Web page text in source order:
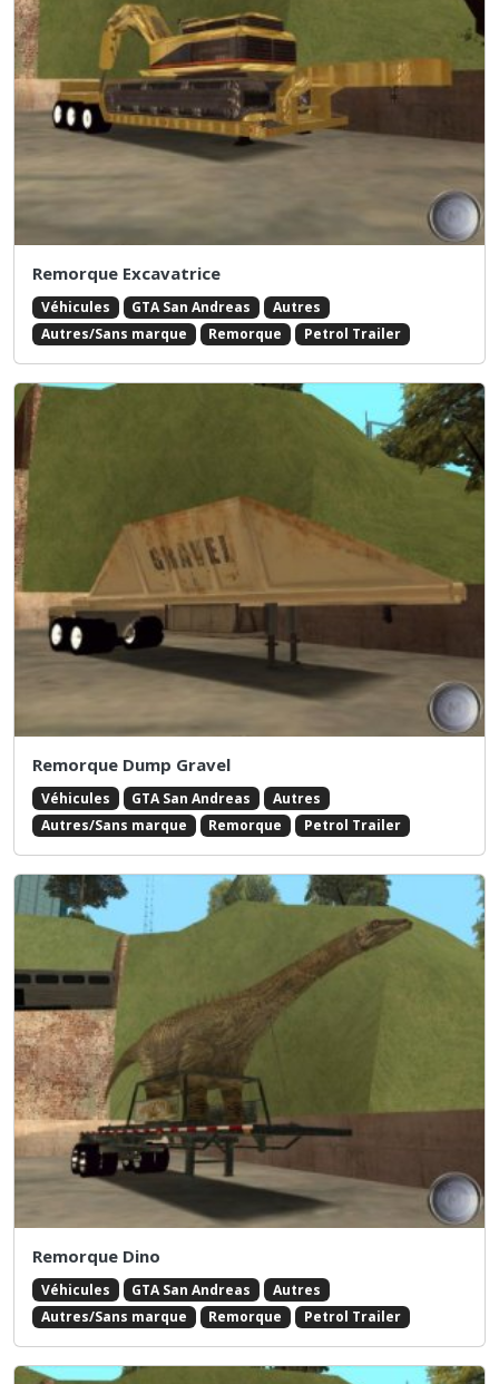
Remorque Excavatrice
Véhicules GTA San Andreas
Autres
Autres/Sans marque
Remorque Petrol Trailer
Remorque Dump Gravel
Véhicules GTA San Andreas
Autres
Autres/Sans marque
Remorque Petrol Trailer
Remorque Dino
Véhicules GTA San Andreas
Autres
Autres/Sans marque
Remorque Petrol Trailer